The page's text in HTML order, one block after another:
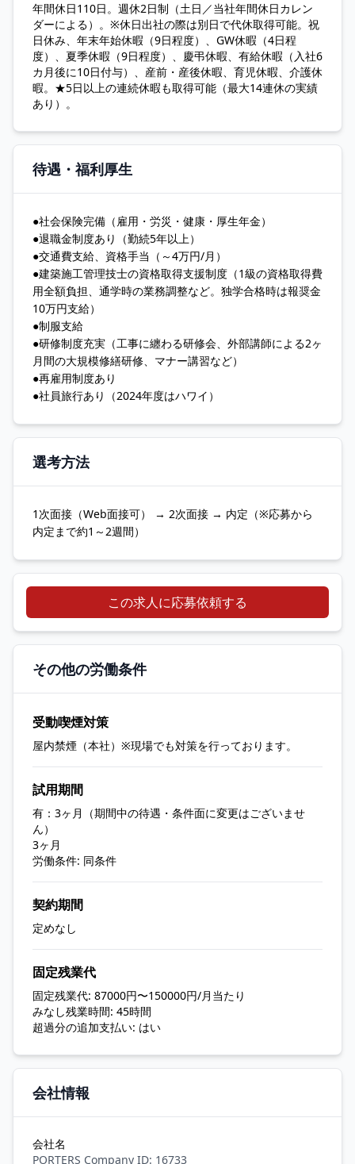
年間休日110日。週休2日制（土日／当社年間休日カレン
ダーによる）。※休日出社の際は別日で代休取得可能。祝
日休み、年末年始休暇（9日程度）、GW休暇（4日程
度）、夏季休暇（9日程度）、慶弔休暇、有給休暇（入社6
カ月後に10日付与）、産前・産後休暇、育児休暇、介護休
暇。★5日以上の連続休暇も取得可能（最大14連休の実績
あり）。
待遇・福利厚生
●社会保険完備（雇用・労災・健康・厚生年金）
●退職金制度あり（勤続5年以上）
●交通費支給、資格手当（～4万円/月）
●建築施工管理技士の資格取得支援制度（1級の資格取得費
用全額負担、通学時の業務調整など。独学合格時は報奨金
10万円支給）
●制服支給
●研修制度充実（工事に纏わる研修会、外部講師による2ヶ
月間の大規模修繕研修、マナー講習など）
●再雇用制度あり
●社員旅行あり（2024年度はハワイ）
選考方法
1次面接（Web面接可） → 2次面接 → 内定（※応募から
内定まで約1～2週間）
この求人に応募依頼する
その他の労働条件
受動喫煙対策
屋内禁煙（本社）※現場でも対策を行っております。
試用期間
有：3ヶ月（期間中の待遇・条件面に変更はございませ
ん）
3ヶ月
労働条件: 同条件
契約期間
定めなし
固定残業代
固定残業代: 87000円〜150000円/月当たり
みなし残業時間: 45時間
超過分の追加支払い: はい
会社情報
会社名
PORTERS Company ID: 16733